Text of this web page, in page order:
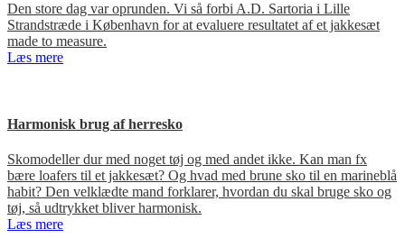
Den store dag var oprunden. Vi så forbi A.D. Sartoria i Lille
Strandstræde i København for at evaluere resultatet af et jakkesæt
made to measure.
Læs mere
Harmonisk brug af herresko
Skomodeller dur med noget tøj og med andet ikke. Kan man fx
bære loafers til et jakkesæt? Og hvad med brune sko til en marineblå
habit? Den velklædte mand forklarer, hvordan du skal bruge sko og
tøj, så udtrykket bliver harmonisk.
Læs mere